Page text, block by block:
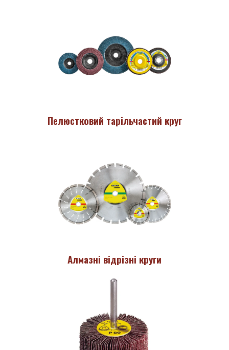
Пелюстковий тарільчастий круг
Алмазні відрізні круги